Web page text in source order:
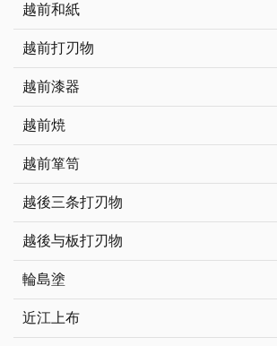
越前和紙
越前打刃物
越前漆器
越前焼
越前箪笥
越後三条打刃物
越後与板打刃物
輪島塗
近江上布